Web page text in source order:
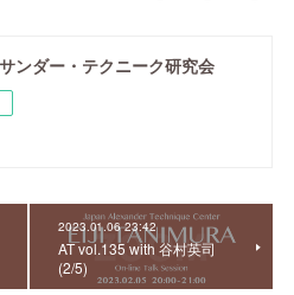
ンダー・テクニーク研究会
2023.01.06 23:42
AT vol.135 with 谷村英司
(2/5)